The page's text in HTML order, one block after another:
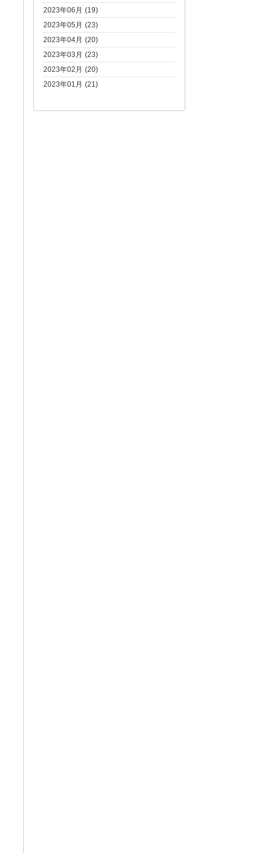
2023年06月 (19)
2023年05月 (23)
2023年04月 (20)
2023年03月 (23)
2023年02月 (20)
2023年01月 (21)